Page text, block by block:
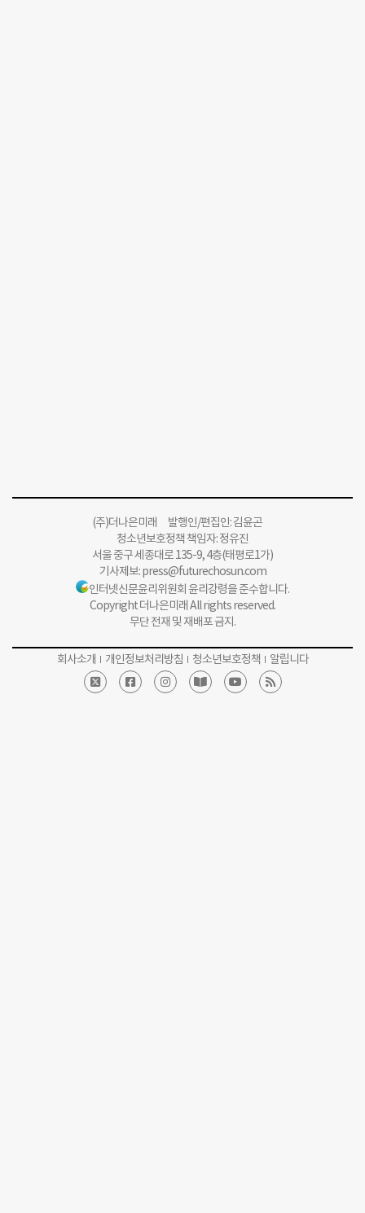
(주)더나은미래 발행인/편집인: 김윤곤
청소년보호정책 책임자: 정유진
서울 중구 세종대로 135-9, 4층(태평로1가)
기사제보:press@futurechosun.com
인터넷신문윤리위원회 윤리강령을 준수합니다.
Copyright 더나은미래 All rights reserved.
무단 전재 및 재배포 금지.
회사소개 개인정보처리방침 청소년보호정책 알립니다